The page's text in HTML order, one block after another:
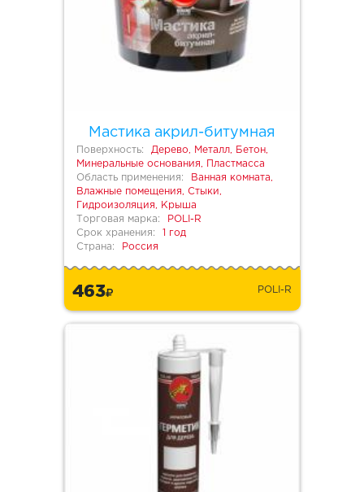
Мастика акрил-битумная
Поверхность:
Дерево, Металл, Бетон,
Минеральные основания, Пластмасса
Область применения:
Ванная комната,
Влажные помещения, Стыки,
Гидроизоляция, Крыша
Торговая марка:
POLI-R
Срок хранения:
1 год
Страна:
Россия
463 POLI-R